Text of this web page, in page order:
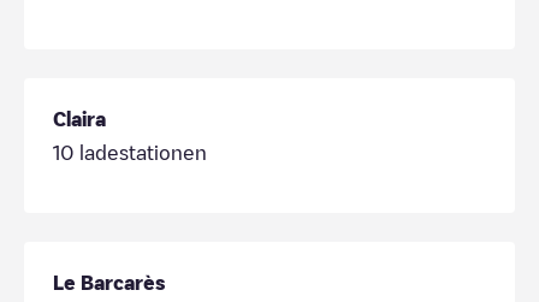
Claira
10 ladestationen
Le Barcarès